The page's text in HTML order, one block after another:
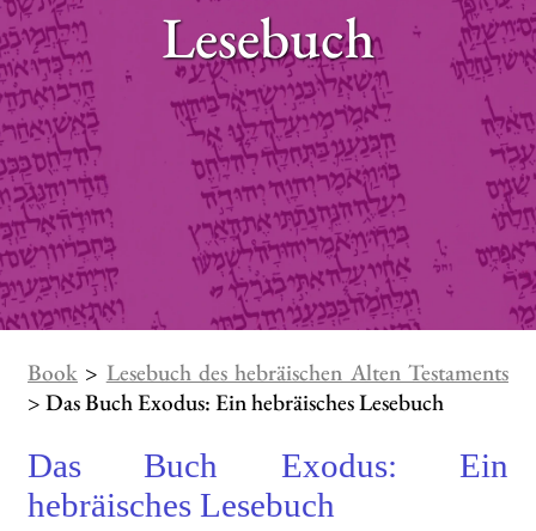
Lesebuch
Book > Lesebuch des hebräischen Alten Testaments
> Das Buch Exodus: Ein hebräisches Lesebuch
Das Buch Exodus: Ein
hebräisches Lesebuch